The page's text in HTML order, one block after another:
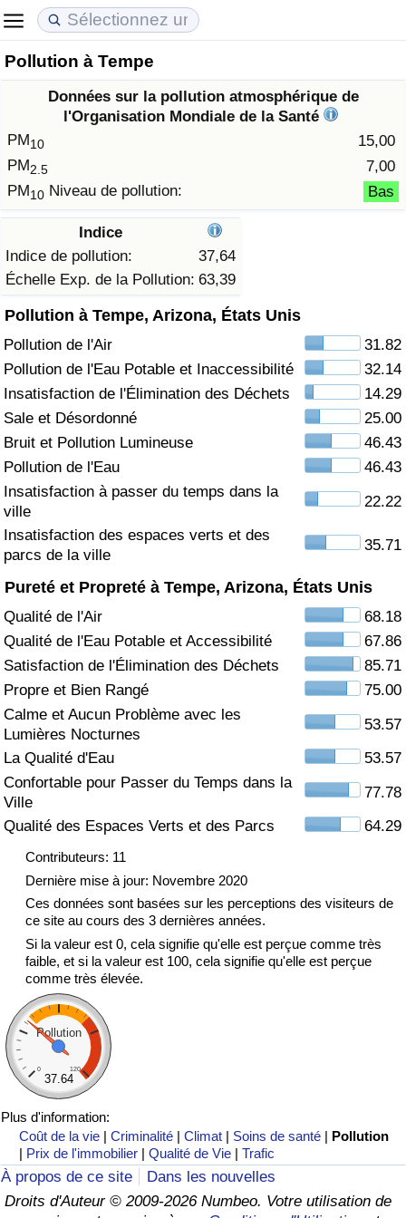
Pollution à Tempe
Données sur la pollution atmosphérique de
l'Organisation Mondiale de la Santé
PM10
15,00
PM2.5
7,00
PM10 Niveau de pollution: Bas
Indice
Indice de pollution:
37,64
Échelle Exp. de la Pollution: 63,39
Pollution à Tempe, Arizona, États Unis
Pollution de l'Air
31.82
Pollution de l'Eau Potable et Inaccessibilité
32.14
Insatisfaction de l'Élimination des Déchets
14.29
Sale et Désordonné
25.00
Bruit et Pollution Lumineuse
46.43
Pollution de l'Eau
46.43
Insatisfaction à passer du temps dans la
ville
22.22
Insatisfaction des espaces verts et des
parcs de la ville
35.71
Pureté et Propreté à Tempe, Arizona, États Unis
Qualité de l'Air
68.18
Qualité de l'Eau Potable et Accessibilité
67.86
Satisfaction de l'Élimination des Déchets
85.71
Propre et Bien Rangé
75.00
Calme et Aucun Problème avec les
Lumières Nocturnes
53.57
La Qualité d'Eau
53.57
Confortable pour Passer du Temps dans la
Ville
77.78
Qualité des Espaces Verts et des Parcs
64.29
Contributeurs: 11
Dernière mise à jour: Novembre 2020
Ces données sont basées sur les perceptions des visiteurs de
ce site au cours des 3 dernières années.
Si la valeur est 0, cela signifie qu'elle est perçue comme très
faible, et si la valeur est 100, cela signifie qu'elle est perçue
comme très élevée.
Pollution
0 120
37.64
Plus d'information:
Coût de la vie |Criminalité |Climat | Soins de santé | Pollution
| Prix de l'immobilier |Qualité de Vie |Trafic
À propos de ce site
Dans les nouvelles
Droits d'Auteur © 2009-2026 Numbeo. Votre utilisation de
Coût de la vie
Indice du Coût de la Vie (Actuel)
Indice du Coût de la Vie
à Akaba
Prix de l'immobilier
Indice des Prix de l'immobilier (Actuel)
Indice des Prix de l'immobilier
Qualité de Vie
Indice de Qualité de Vie
Indice de Qualité de Vie (Actuel)
Criminalité
Indice de Criminalité (Actuel)
Indice de Criminalité
Indice de criminalité par pays
Soins de santé
Indice des soins de santé (Actuel)
Indice des soins de santé
Indice des soins de santé par Pays
Pollution
Indice de Pollution (Actuel)
Indice de pollution
Indice de Pollution par Pays
Trafic
Indice de Trafic
Indice de Trafic (Actuel)
Indice de Trafic par Pays